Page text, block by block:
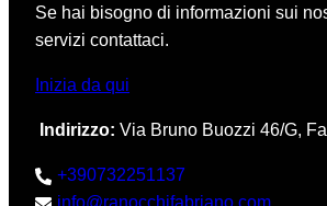
Se hai bisogno di informazioni sui
servizi contattaci.
Inizia da qui
Indirizzo: Via Bruno Buozzi 46/G,
+390732251137